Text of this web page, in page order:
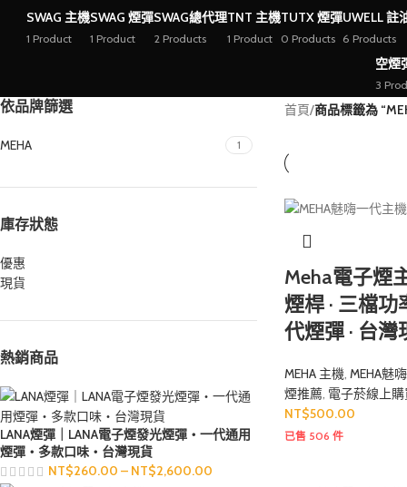
SWAG 主機
1 Product
SWAG 煙彈
1 Product
SWAG總代理
2 Products
TNT 主機
1 Product
TUTX 煙彈
0 Products
UWELL 註
6 Products
空煙
3
依品牌篩選
MEHA 1
庫存狀態
優惠
現貨
熱銷商品
LANA煙彈｜LANA電子煙發光煙彈・一代通用
煙彈・多款口味・台灣現貨
NT$260.00 – NT$2,600.00
首頁/商品標籤為
Meha電子煙
煙桿 · 三檔功
代煙彈 · 台灣
MEHA 主機 MEHA魅
煙推薦, 電子菸線上購
NT$500.00
已售 506 件